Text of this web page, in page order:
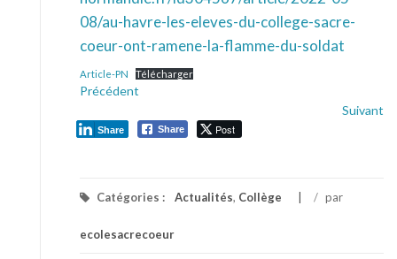
08/au-havre-les-eleves-du-college-sacre-
coeur-ont-ramene-la-flamme-du-soldat
Article-PN Télécharger
Précédent
Suivant
Share Post
Share
Catégories : Actualités, Collège / par
ecolesacrecoeur